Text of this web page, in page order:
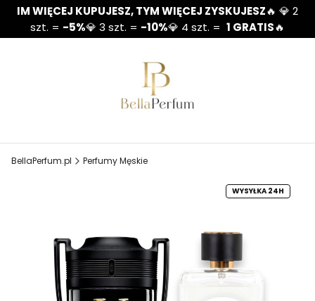
IM WIĘCEJ KUPUJESZ, TYM WIĘCEJ ZYSKUJESZ🔥 💎 2
szt. = -5%💎 3 szt. = -10%💎 4 szt. = 1 GRATIS🔥
BellaPerfum.pl Perfumy Męskie
WYSYŁKA 24H